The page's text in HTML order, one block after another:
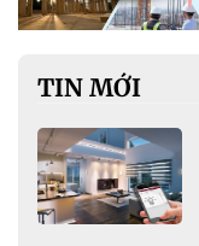
TIN MỚI